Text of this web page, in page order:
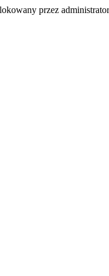
przez